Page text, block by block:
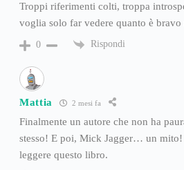
Troppi riferimenti colti, troppa
voglia solo far vedere quanto è bravo
0 Rispondi
Mattia 2 mesi fa
Finalmente un autore che non ha
stesso! E poi, Mick Jagger… un mito!
leggere questo libro.